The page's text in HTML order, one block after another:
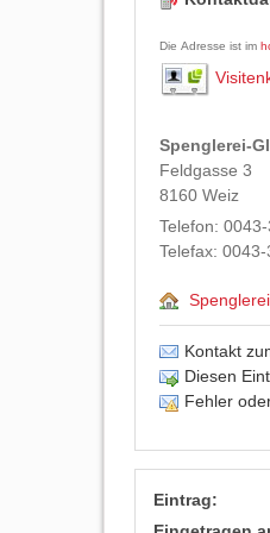
Die Adresse ist im
Spenglerei-
Feldgasse 3
8160 Weiz
Telefon:
Telefax: 0043-
Kontakt
Diesen
Fehler
Eintrag: